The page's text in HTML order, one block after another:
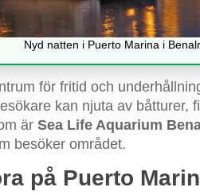
Nyd natten i Puerto Marina i
för fritid och
kan njuta av båtturer,
är Sea Life Aquarium
besöker området.
på Puerto